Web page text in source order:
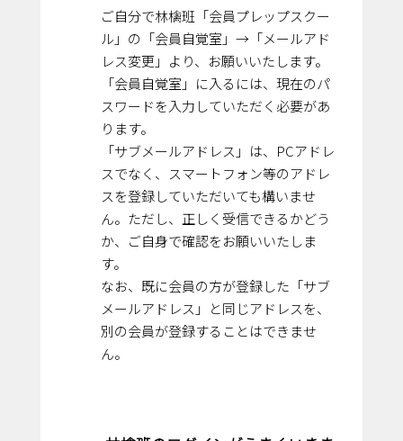
ご自分で林檎班「会員プレップスクー
ル」の「会員自覚室」→「メールアド
レス変更」より、お願いいたします。
「会員自覚室」に入るには、現在のパ
スワードを入力していただく必要があ
ります。
「サブメールアドレス」は、PCアドレ
スでなく、スマートフォン等のアドレ
スを登録していただいても構いませ
ん。ただし、正しく受信できるかどう
か、ご自身で確認をお願いいたしま
す。
なお、既に会員の方が登録した「サブ
メールアドレス」と同じアドレスを、
別の会員が登録することはできませ
ん。